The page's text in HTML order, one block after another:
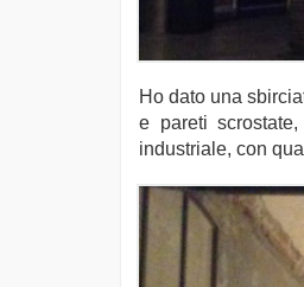
Ho dato una
e pareti
industriale, con